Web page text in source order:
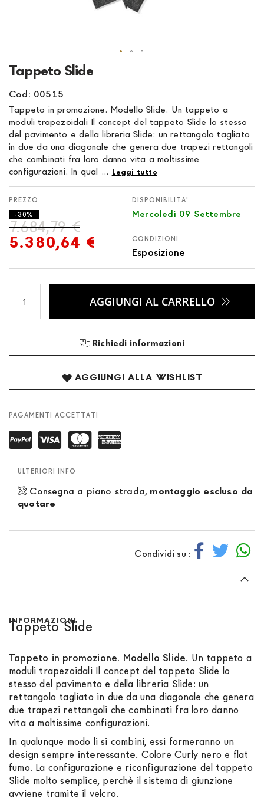
Tappeto Slide
Cod: 00515
Tappeto in promozione. Modello Slide. Un tappeto a
moduli trapezoidali Il concept del tappeto Slide lo stesso
del pavimento e della libreria Slide: un rettangolo tagliato
in due da una diagonale che genera due trapezi rettangoli
che combinati fra loro danno vita a moltissime
configurazioni. In qual ... Leggi tutto
5.380,64 €
7.684,79 €
- 30%
DISPONIBILITA'
Mercoledì 09 Settembre
CONDIZIONI
Esposizione
AGGIUNGI AL CARRELLO
Richiedi informazioni
AGGIUNGI ALLA WISHLIST
PAGAMENTI ACCETTATI
ULTERIORI INFO
Consegna a piano strada, montaggio escluso da
quotare
Condividi su :
Vai
all'inizio
della
galleria
di
immagini
INFORMAZIONI
Tappeto Slide
Tappeto in promozione. Modello Slide. Un tappeto a
moduli trapezoidali Il concept del tappeto Slide lo
stesso del pavimento e della libreria Slide: un
rettangolo tagliato in due da una diagonale che genera
due trapezi rettangoli che combinati fra loro danno
vita a moltissime configurazioni.
In qualunque modo li si combini, essi formeranno un
design sempre interessante. Colore Curly nero e flat
fumo. La configurazione e riconfigurazione del tappeto
Slide molto semplice, perchè il sistema di giunzione
avviene tramite il velcro.